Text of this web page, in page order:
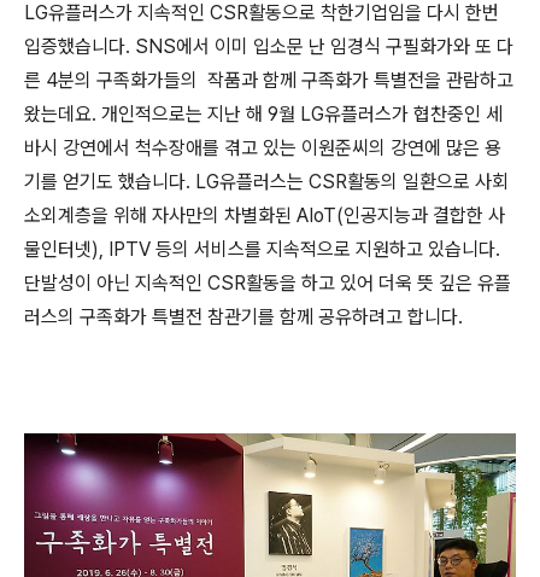
LG유플러스가 지속적인 CSR활동으로 착한기업임을 다시 한번
입증했습니다. SNS에서 이미 입소문 난 임경식 구필화가와 또 다
른 4분의 구족화가들의 작품과 함께 구족화가 특별전을 관람하고
왔는데요. 개인적으로는 지난 해 9월 LG유플러스가 협찬중인 세
바시 강연에서 척수장애를 겪고 있는 이원준씨의 강연에 많은 용
기를 얻기도 했습니다. LG유플러스는 CSR활동의 일환으로 사회
소외계층을 위해 자사만의 차별화된 AIoT(인공지능과 결합한 사
물인터넷), IPTV 등의 서비스를 지속적으로 지원하고 있습니다.
단발성이 아닌 지속적인 CSR활동을 하고 있어 더욱 뜻 깊은 유플
러스의 구족화가 특별전 참관기를 함께 공유하려고 합니다.